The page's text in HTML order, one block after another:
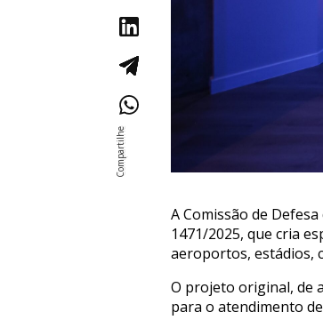
A Comissão de
1471/2025, que cria
aeroportos, estádios,
O projeto original, de
para o atendimento